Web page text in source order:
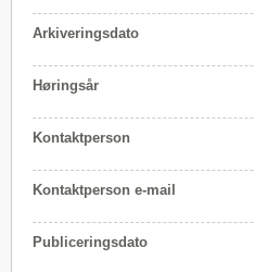
Arkiveringsdato
Høringsår
Kontaktperson
Kontaktperson e-mail
Publiceringsdato